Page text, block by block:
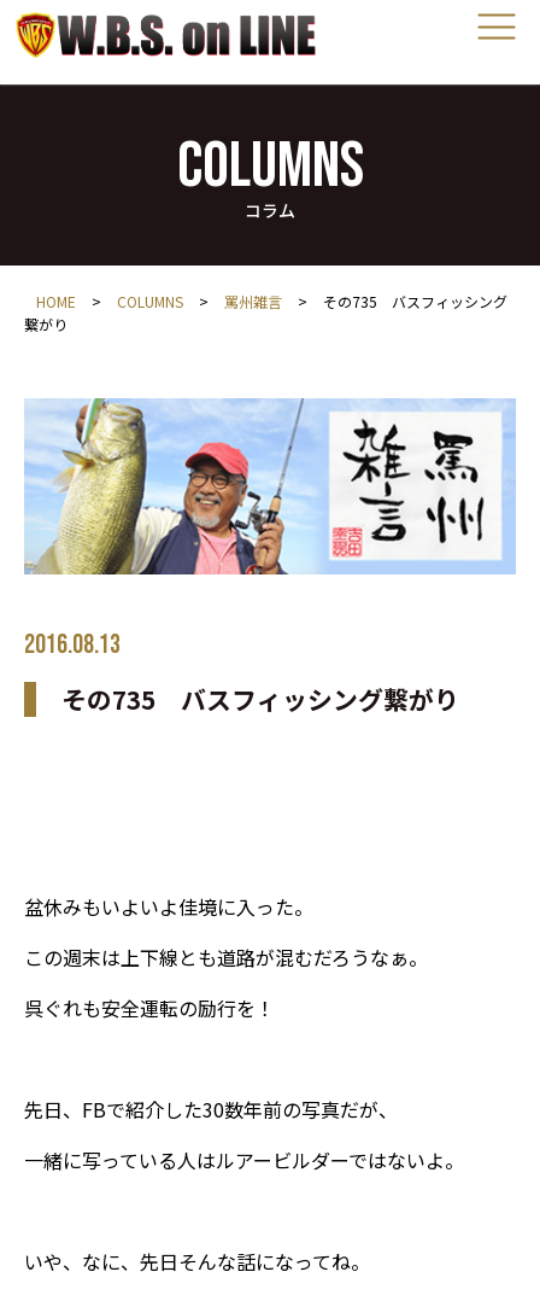
COLUMNS
コラム
HOME > COLUMNS > 罵州雑言 >
その735 バスフィッシング
繋がり
2016.08.13
その735 バスフィッシング繋がり
盆休みもいよいよ佳境に入った。
この週末は上下線とも道路が混むだろうなぁ。
呉ぐれも安全運転の励行を！
先日、FBで紹介した30数年前の写真だが、
一緒に写っている人はルアービルダーではないよ。
いや、なに、先日そんな話になってね。